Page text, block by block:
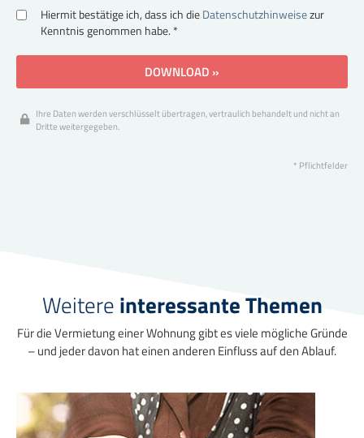
Hiermit bestätige ich, dass ich die Datenschutzhinweisezur
Kenntnis genommen habe. *
DOWNLOAD »
Ihre Daten werden verschlüsselt übertragen, vertraulich behandelt und nicht an
Dritte weitergegeben.
* Pflichtfelder
Weitereinteressante Themen
Für die Vermietung einer Wohnung gibt es viele mögliche Gründe
– und jeder davon hat einen anderen Einfluss auf den Ablauf.